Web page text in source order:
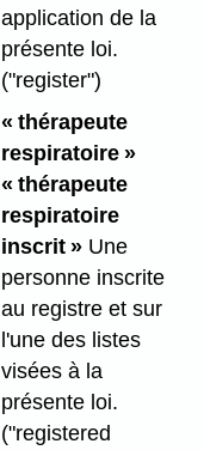
application de la
présente loi.
("register")
« thérapeute
respiratoire »
« thérapeute
respiratoire
inscrit »Une
personne inscrite
au registre et sur
l'une des listes
visées à la
présente loi.
("registered